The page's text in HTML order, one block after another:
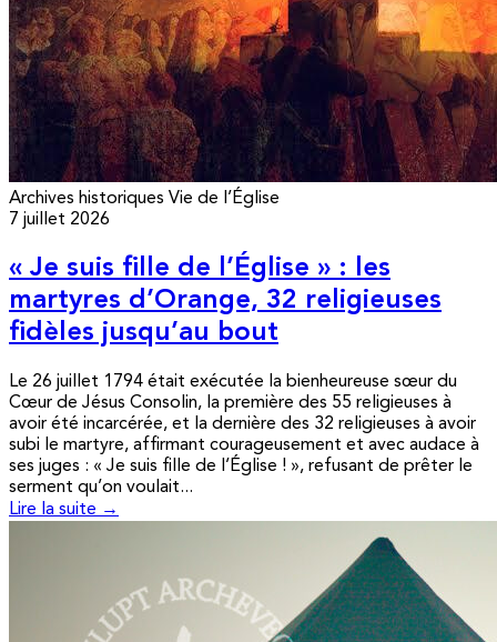
Archives historiques Vie de l’Église
7 juillet 2026
« Je suis fille de l’Église » : les
martyres d’Orange, 32 religieuses
fidèles jusqu’au bout
Le 26 juillet 1794 était exécutée la bienheureuse sœur du
Cœur de Jésus Consolin, la première des 55 religieuses à
avoir été incarcérée, et la dernière des 32 religieuses à avoir
subi le martyre, affirmant courageusement et avec audace à
ses juges : « Je suis fille de l’Église ! », refusant de prêter le
serment qu’on voulait...
Lire la suite →